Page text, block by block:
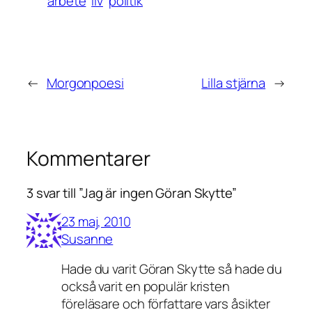
← Morgonpoesi Lilla stjärna →
Kommentarer
3 svar till ”Jag är ingen Göran Skytte”
23 maj, 2010
Susanne
Hade du varit Göran Skytte så hade du
också varit en populär kristen
föreläsare och författare vars åsikter